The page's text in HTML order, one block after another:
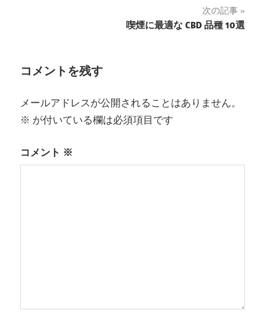
ー
シ
ョ
ン
次の記事
喫煙に最適な CBD 品種 10選
コメントを残す
メールアドレスが公開されることはありません。
※ が付いている欄は必須項目です
コメント ※